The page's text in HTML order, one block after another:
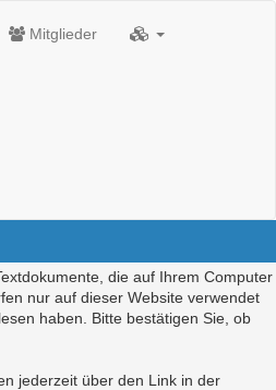
Mitglieder
die auf Ihrem Computer
nur auf dieser Website verwendet
haben. Bitte bestätigen Sie, ob
jederzeit über den Link in der